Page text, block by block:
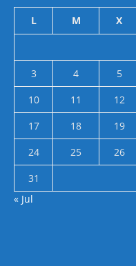
L M X
3
4 5
10
11 12
17
18 19
24
25 26
31
« Jul